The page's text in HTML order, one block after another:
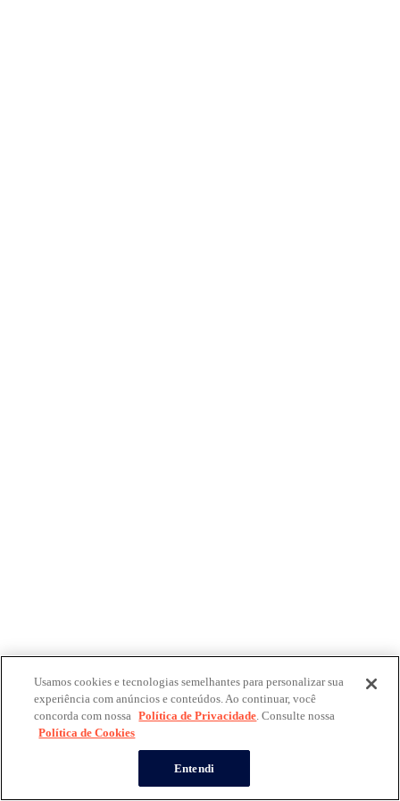
Usamos cookies e tecnologias semelhantes para personalizar sua
experiência com anúncios e conteúdos. Ao continuar, você
concorda com nossa Política de Privacidade. Consulte nossa
Política de Cookies
Entendi